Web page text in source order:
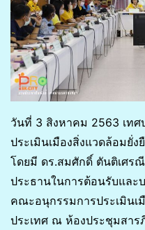
วันที่ 3 สิงหาคม 2563 เทศ
ประเมินเมืองสิ่งแวดล้อมยั่
โดยมี ดร.สมศักดิ์ ตันติเศร
ประธานในการต้อนรับและ
คณะอนุกรรมการประเมินเ
ประเทศ ณ ห้องประชุมสาร